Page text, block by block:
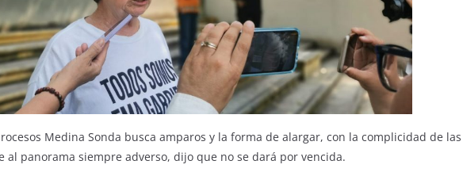
Medina Sonda busca amparos y la forma de alargar, con la complicidad de las
al panorama siempre adverso, dijo que no se dará por vencida.